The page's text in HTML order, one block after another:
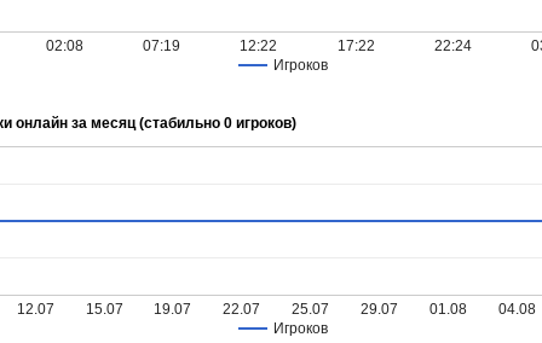
Игроков
02:08 07:19 12:22 17:22 22:24
онлайн за месяц (стабильно 0 игроков)
Игроков
12.07 15.07 19.07 22.07 25.07 29.07 01.08 04.08